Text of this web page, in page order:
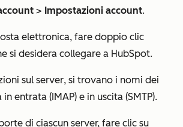
> Impostazioni account.
elettronica, fare doppio clic
si desidera collegare a HubSpot.
sul server, si trovano i nomi dei
entrata (IMAP) e in uscita (SMTP).
di ciascun server, fare clic su